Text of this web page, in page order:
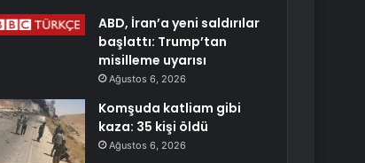
ABD, İran’a yeni saldırılar
başlattı: Trump’tan
misilleme uyarısı
Ağustos 6, 2026
Komşuda katliam gibi
kaza: 35 kişi öldü
Ağustos 6, 2026